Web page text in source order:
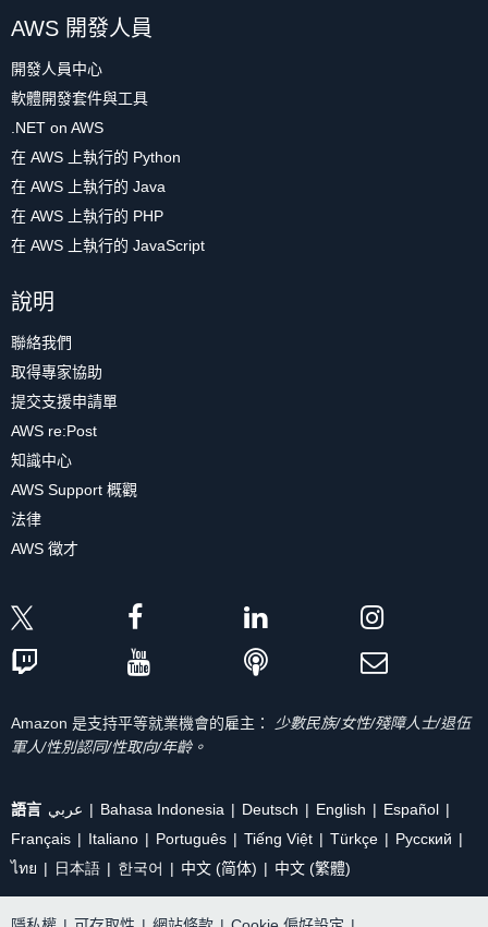
AWS 開發人員
開發人員中心
軟體開發套件與工具
.NET on AWS
在 AWS 上執行的 Python
在 AWS 上執行的 Java
在 AWS 上執行的 PHP
在 AWS 上執行的 JavaScript
說明
聯絡我們
取得專家協助
提交支援申請單
AWS re:Post
知識中心
AWS Support 概觀
法律
AWS 徵才
Amazon 是支持平等就業機會的雇主：
少數民族/女性/殘障人士/退伍
軍人/性別認同/性取向/年齡。
語言 عربي Bahasa Indonesia Deutsch English
Español
Français
Italiano Português Tiếng Việt Türkçe
Ρусский
ไทย
日本語 한국어 中文 (简体) 中文 (繁體)